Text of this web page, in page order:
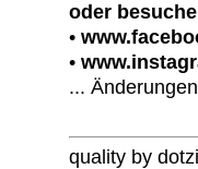
oder
•
•
...
quality by